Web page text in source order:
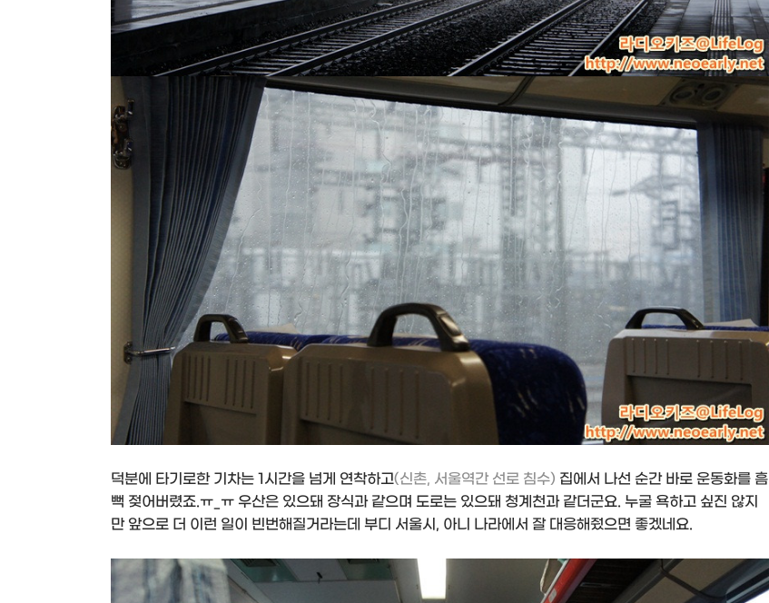
덕분에 타기로한 기차는 1시간을 넘게 연착하고(신촌, 서울역간 선로 침수) 집에서 나선 순간 바로 운동화를 흠
뻑 젖어버렸죠.ㅠ_ㅠ 우산은 있으돼 장식과 같으며 도로는 있으돼 청계천과 같더군요. 누굴 욕하고 싶진 않지
만 앞으로 더 이런 일이 빈번해질거라는데 부디 서울시, 아니 나라에서 잘 대응해줬으면 좋겠네요.